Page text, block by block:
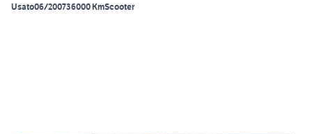
Usato06/200736000 KmScooter